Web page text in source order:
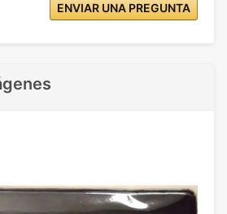
ENVIAR UNA PREGUNTA